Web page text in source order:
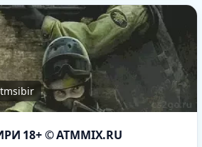
18+ © ATMMIX.RU